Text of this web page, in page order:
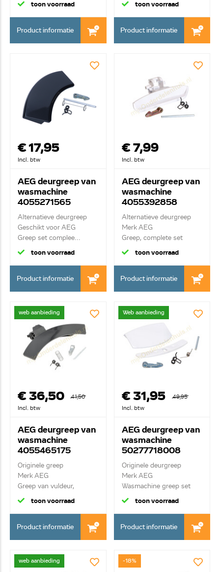
toon voorraad
Product informatie
toon voorraad
Product informatie
€ 17,95
Incl. btw
AEG deurgreep van
wasmachine
4055271565
Alternatieve deurgreep
Geschikt voor AEG
Greep set complee...
toon voorraad
Product informatie
€ 7,99
Incl. btw
AEG deurgreep van
wasmachine
4055392858
Alternatieve deurgreep
Merk AEG
Greep, complete set
toon voorraad
Product informatie
web aanbieding
€ 36,50
41,50
Incl. btw
AEG deurgreep van
wasmachine
4055465175
Originele greep
Merk AEG
Greep van vuldeur,
compleet
toon voorraad
Product informatie
Web aanbieding
€ 31,95
49,95
Incl. btw
AEG deurgreep van
wasmachine
50277718008
Originele deurgreep
Merk AEG
Wasmachine greep set
complee...
toon voorraad
Product informatie
web aanbieding -18%